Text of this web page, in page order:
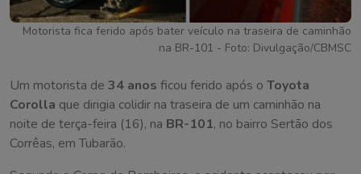
Motorista fica ferido após bater veículo na traseira de caminhão
na BR-101 - Foto: Divulgação/CBMSC
Um motorista de 34 anos ficou ferido após o Toyota
Corolla que dirigia colidir na traseira de um caminhão na
noite de terça-feira (16), na BR-101, no bairro Sertão dos
Corrêas, em Tubarão.